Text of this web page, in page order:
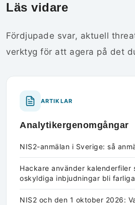
Läs vidare
Fördjupade svar, aktuell
verktyg för att agera på det
ARTIKLAR
Analytikergenomgångar
NIS2-anmälan i Sverige: så
Hackare använder kalenderfiler
oskyldiga inbjudningar bli
NIS2 och den 1 oktober 2026: